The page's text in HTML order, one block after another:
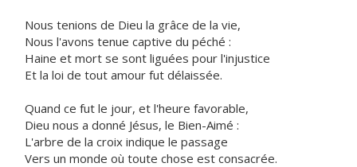
Nous tenions de Dieu la grâce de la vie,
Nous l'avons tenue captive du péché :
Haine et mort se sont liguées pour l'injustice
Et la loi de tout amour fut délaissée.
Quand ce fut le jour, et l'heure favorable,
Dieu nous a donné Jésus, le Bien-Aimé :
L'arbre de la croix indique le passage
Vers un monde où toute chose est consacrée.